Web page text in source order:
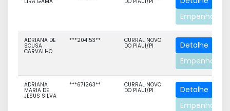
Empenhos
ADRIANA DE
SOUSA
CARVALHO
***204153** CURRAL NOVO
DO PIAUI/PI
Detalhe
Empenhos
ADRIANA
MARIA DE
JESUS SILVA
***671263** CURRAL NOVO
DO PIAUI/PI
Detalhe
Empenhos